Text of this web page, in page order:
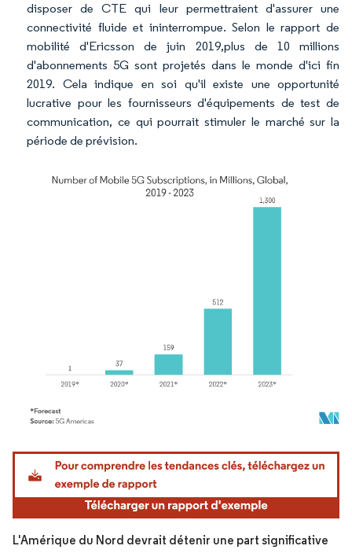
disposer de CTE qui leur permettraient d'assurer une
connectivité fluide et ininterrompue. Selon le rapport de
mobilité d'Ericsson de juin 2019,plus de 10 millions
d'abonnements 5G sont projetés dans le monde d'ici fin
2019. Cela indique en soi qu'il existe une opportunité
lucrative pour les fournisseurs d'équipements de test de
communication, ce qui pourrait stimuler le marché sur la
période de prévision.
Image © Mordor Intelligence. La réutilisation nécessite une attribution sous CC BY
L'Amérique du Nord devrait détenir une part significative